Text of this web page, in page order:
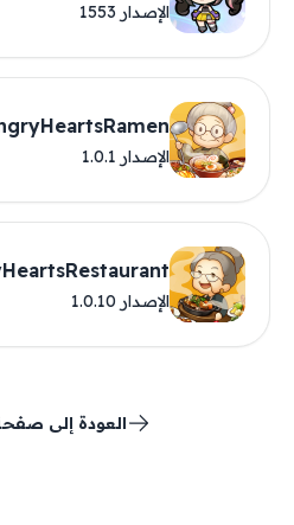
الإصدار 1553
الإصدار 1.0.1
الإصدار 1.0.10
العودة إلى